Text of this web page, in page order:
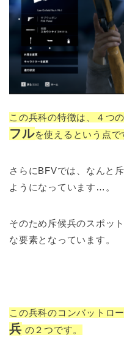
この兵科の特徴は、４つ
フルを使えるという点で
さらにBFVでは、なんと
ようになっています…。
そのため斥候兵のスポッ
な要素となっています。
この兵科のコンバットロ
兵 の２つです。